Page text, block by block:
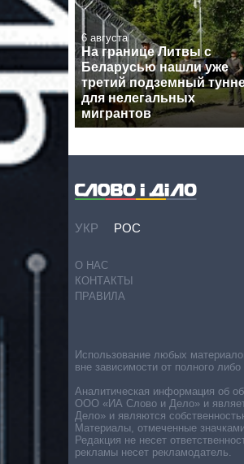
6 августа
На границе Литвы с
Беларусью нашли уже
третий подземный
для нелегальных
мигрантов
УКР РОС
О НАС
КОНТАКТЫ
ПРАВИЛА
Использование любых
вне зависимости от полного
Аналитическая информация об
ООО «ИА Слово и Дело» и
Дело» и являются
Материалы, отмеченные
Редакция не несет
рекламы несет рекламодатель.